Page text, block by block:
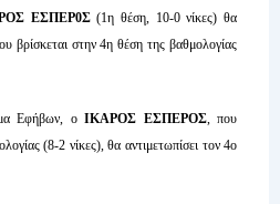
ΕΣΠΕΡ0Σ(1η θέση, 10-0 νίκες) θα
βρίσκεται στην 4η θέση της βαθμολογίας
Εφήβων, οΙΚΑΡΟΣ ΕΣΠΕΡΟΣ, που
(8-2 νίκες), θα αντιμετωπίσει τον 4ο